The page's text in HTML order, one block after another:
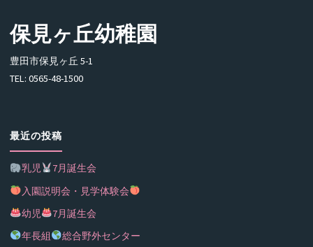
保見ヶ丘幼稚園
豊田市保見ヶ丘 5-1
TEL: 0565-48-1500
最近の投稿
乳児
7月誕生会
入園説明会・見学体験会
幼児
7月誕生会
年長組
総合野外センター